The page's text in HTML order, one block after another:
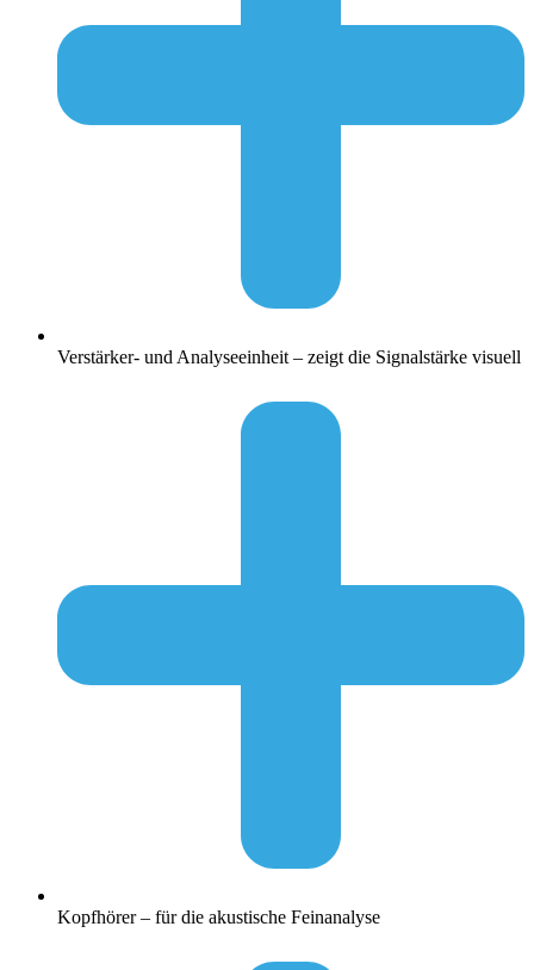
Verstärker- und Analyseeinheit – zeigt die Signalstärke visuell
Kopfhörer – für die akustische Feinanalyse